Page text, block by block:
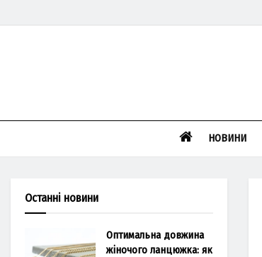
НОВИНИ
Останні новини
Оптимальна довжина
жіночого ланцюжка: як